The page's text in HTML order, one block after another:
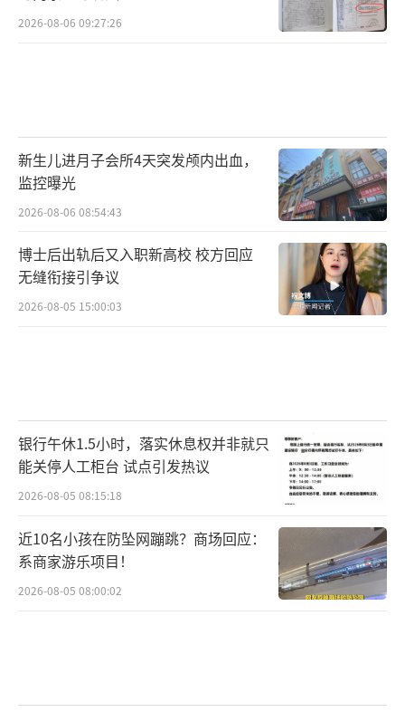
2026-08-06 09:27:26
新生儿进月子会所4天突发颅内出血，
监控曝光
2026-08-06 08:54:43
博士后出轨后又入职新高校 校方回应
无缝衔接引争议
2026-08-05 15:00:03
银行午休1.5小时，落实休息权并非就只
能关停人工柜台 试点引发热议
2026-08-05 08:15:18
近10名小孩在防坠网蹦跳？商场回应：
系商家游乐项目！
2026-08-05 08:00:02